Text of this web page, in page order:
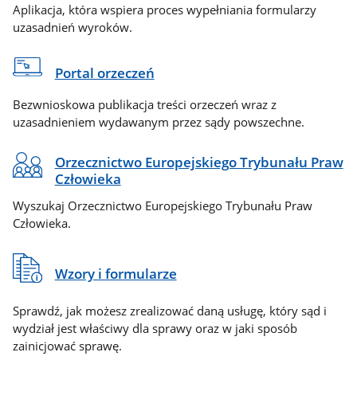
Aplikacja, która wspiera proces wypełniania formularzy
uzasadnień wyroków.
Portal orzeczeń
Bezwnioskowa publikacja treści orzeczeń wraz z
uzasadnieniem wydawanym przez sądy powszechne.
Orzecznictwo Europejskiego Trybunału Praw
Człowieka
Wyszukaj Orzecznictwo Europejskiego Trybunału Praw
Człowieka.
Wzory i formularze
Sprawdź, jak możesz zrealizować daną usługę, który sąd i
wydział jest właściwy dla sprawy oraz w jaki sposób
zainicjować sprawę.